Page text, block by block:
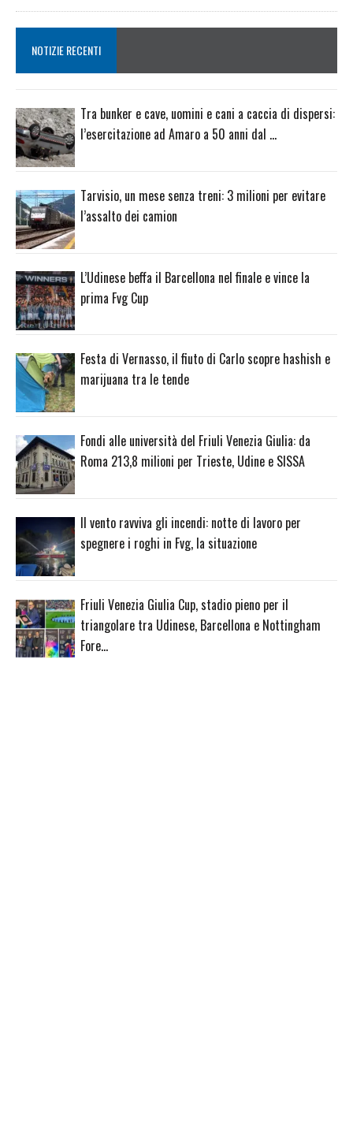
NOTIZIE RECENTI
Tra bunker e cave, uomini e cani a caccia di dispersi:
l’esercitazione ad Amaro a 50 anni dal …
Tarvisio, un mese senza treni: 3 milioni per evitare
l’assalto dei camion
L’Udinese beffa il Barcellona nel finale e vince la
prima Fvg Cup
Festa di Vernasso, il fiuto di Carlo scopre hashish e
marijuana tra le tende
Fondi alle università del Friuli Venezia Giulia: da
Roma 213,8 milioni per Trieste, Udine e SISSA
Il vento ravviva gli incendi: notte di lavoro per
spegnere i roghi in Fvg, la situazione
Friuli Venezia Giulia Cup, stadio pieno per il
triangolare tra Udinese, Barcellona e Nottingham
Fore…